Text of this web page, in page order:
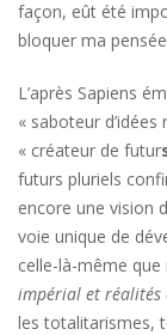
façon, eût été
bloquer ma
L’après Sapiens
« saboteur
« créateur de futur
futurs pluriels
encore une vision
voie unique de
celle-là-même
impérial et réalités
les totalitarismes,